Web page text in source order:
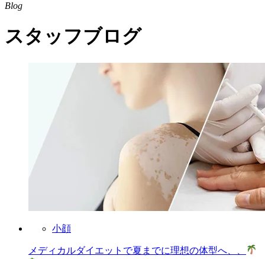
Blog
スタッフブログ
小顔
メディカルダイエットで夏までに理想の体型へ、、